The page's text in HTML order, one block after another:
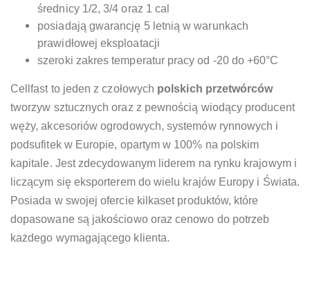
średnicy 1/2, 3/4 oraz 1 cal
posiadają gwarancję 5 letnią w warunkach
prawidłowej eksploatacji
szeroki zakres temperatur pracy od -20 do +60°С
Cellfast to jeden z czołowych polskich przetwórców
tworzyw sztucznych oraz z pewnością wiodący producent
węży, akcesoriów ogrodowych, systemów rynnowych i
podsufitek w Europie, opartym w 100% na polskim
kapitale. Jest zdecydowanym liderem na rynku krajowym i
liczącym się eksporterem do wielu krajów Europy i Świata.
Posiada w swojej ofercie kilkaset produktów, które
dopasowane są jakościowo oraz cenowo do potrzeb
każdego wymagającego klienta.